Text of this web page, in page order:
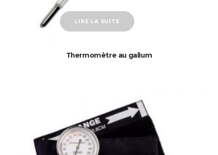
LIRE LA SUITE
Thermomètre au galium